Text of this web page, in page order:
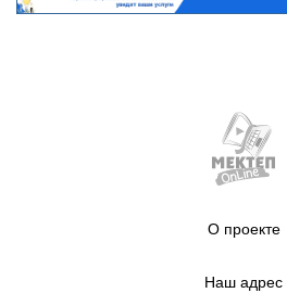
О проекте
Наш адрес